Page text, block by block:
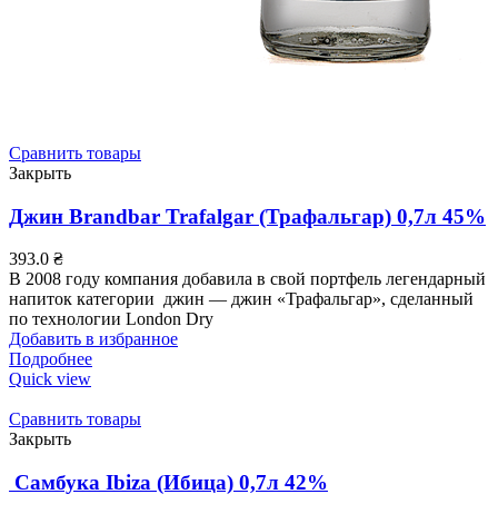
Сравнить товары
Закрыть
Джин Brandbar Trafalgar (Трафальгар) 0,7л 45%
393.0 ₴
В 2008 году компания добавила в свой портфель легендарный
напиток категории джин — джин «Трафальгар», сделанный
по технологии London Dry
Добавить в избранное
Подробнее
Quick view
Сравнить товары
Закрыть
Самбука Ibiza (Ибица) 0,7л 42%